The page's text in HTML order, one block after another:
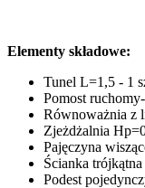
Elementy składowe:
Tunel L=1,5 - 1
Pomost
Równoważnia z
Zjeżdżalnia
Pajęczyna
Ścianka trójkątna
Podest